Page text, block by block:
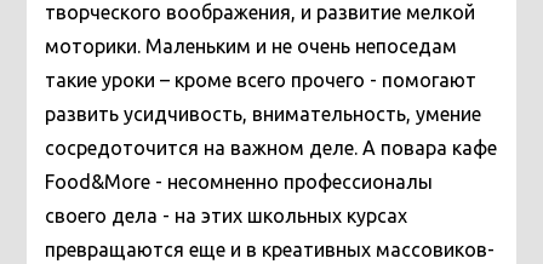
творческого воображения, и развитие мелкой
моторики. Маленьким и не очень непоседам
такие уроки – кроме всего прочего - помогают
развить усидчивость, внимательность, умение
сосредоточится на важном деле. А повара кафе
Food&More - несомненно профессионалы
своего дела - на этих школьных курсах
превращаются еще и в креативных массовиков-